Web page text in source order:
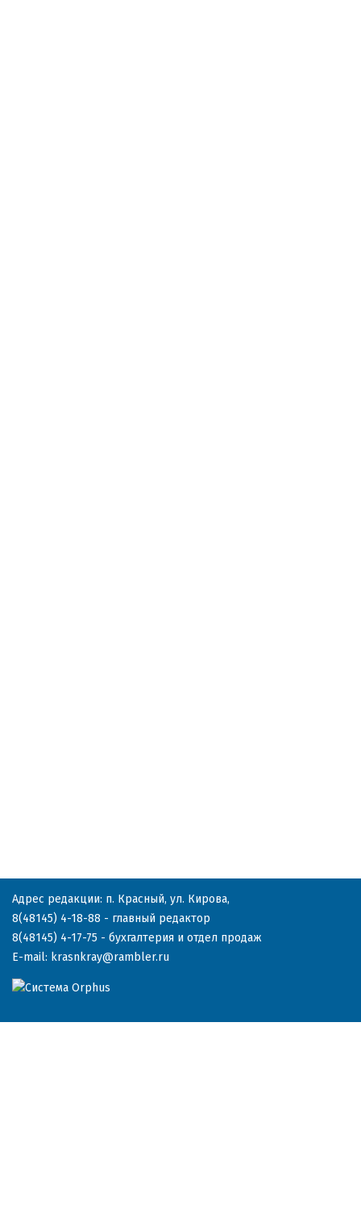
Адрес редакции: п. Красный, ул. Кирова,
8(48145) 4-18-88 - главный редактор
8(48145) 4-17-75 - бухгалтерия и отдел продаж
E-mail: krasnkray@rambler.ru